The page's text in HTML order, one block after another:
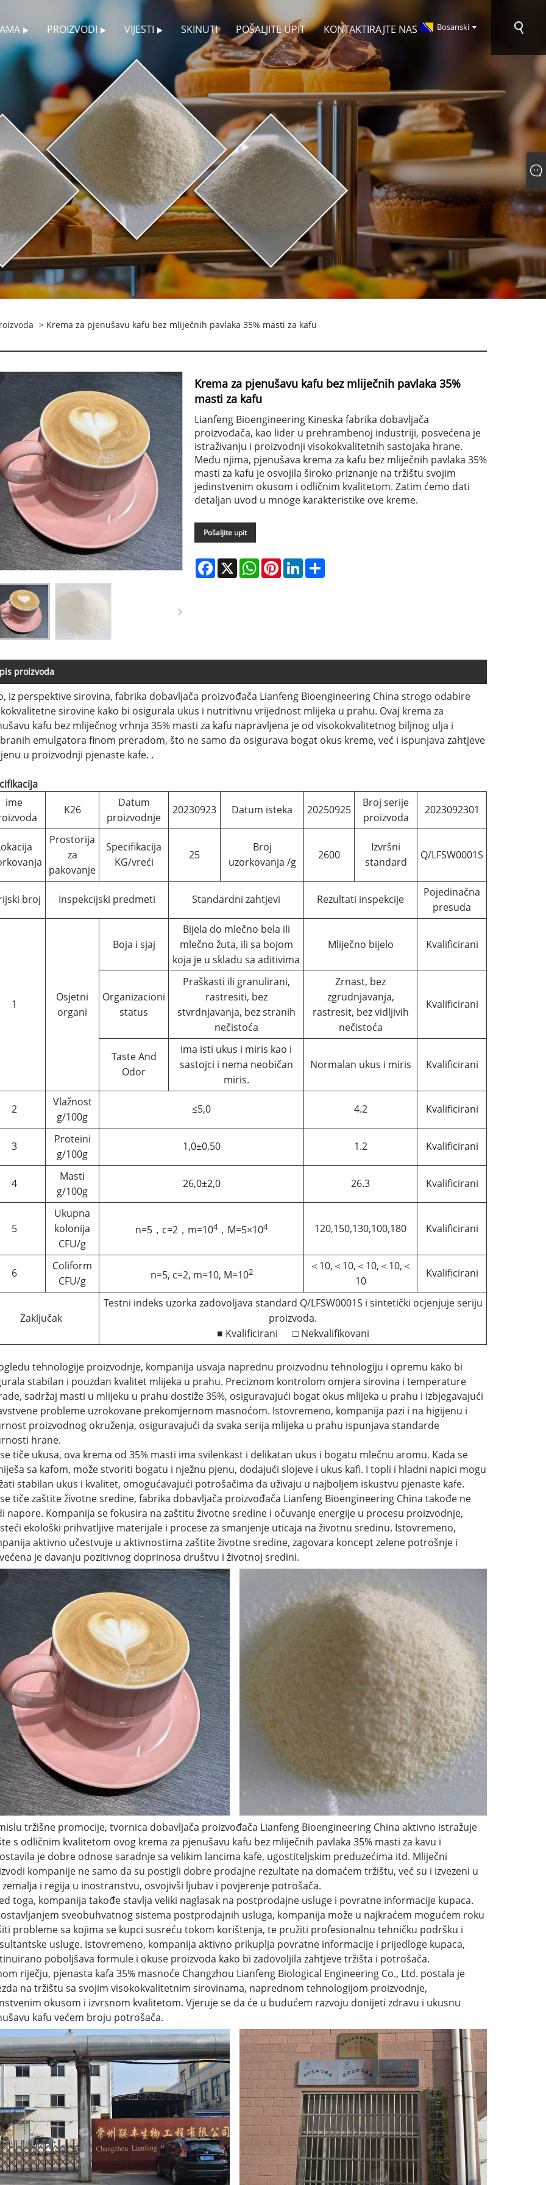
PROIZVODI VIJESTI SKINUTI POŠALJITE UPIT KONTAKTIRAJTE NAS Bosanski
> Krema za pjenušavu kafu bez mliječnih pavlaka 35% masti za kafu
Krema za pjenušavu kafu bez mliječnih pavlaka 35%
masti za kafu
Lianfeng Bioengineering Kineska fabrika dobavljača
proizvođača, kao lider u prehrambenoj industriji, posvećena je
istraživanju i proizvodnji visokokvalitetnih sastojaka hrane.
Među njima, pjenušava krema za kafu bez mliječnih pavlaka 35%
masti za kafu je osvojila široko priznanje na tržištu svojim
jedinstvenim okusom i odličnim kvalitetom. Zatim ćemo dati
detaljan uvod u mnoge karakteristike ove kreme.
Pošaljite upit
Facebook
X WhatsAppPinterestLinkedInShare
proizvoda
iz perspektive sirovina, fabrika dobavljača proizvođača Lianfeng Bioengineering China strogo odabire
sirovine kako bi osigurala ukus i nutritivnu vrijednost mlijeka u prahu. Ovaj krema za
kafu bez mliječnog vrhnja 35% masti za kafu napravljena je od visokokvalitetnog biljnog ulja i
emulgatora finom preradom, što ne samo da osigurava bogat okus kreme, već i ispunjava zahtjeve
u proizvodnji pjenaste kafe. .
ime
K26
Datum
proizvodnje
20230923 Datum isteka 20250925
Broj serije
proizvoda
2023092301
Prostorija
za
pakovanje
Specifikacija
KG/vreći
25
Broj
uzorkovanja /g
2600
Izvršni
standard
Q/LFSW0001S
broj Inspekcijski predmeti Standardni zahtjevi Rezultati inspekcije
Pojedinačna
presuda
1
Osjetni
organi
Boja i sjaj
Bijela do mlečno bela ili
mlečno žuta, ili sa bojom
koja je u skladu sa aditivima
Mliječno bijelo Kvalificirani
Organizacioni
status
Praškasti ili granulirani,
rastresiti, bez
stvrdnjavanja, bez stranih
nečistoća
Zrnast, bez
zgrudnjavanja,
rastresit, bez vidljivih
nečistoća
Kvalificirani
Taste And
Odor
Ima isti ukus i miris kao i
sastojci i nema neobičan
miris.
Normalan ukus i miris Kvalificirani
2
Vlažnost
g/100g
≤5,0 4.2 Kvalificirani
3
Proteini
g/100g
1,0±0,50 1.2 Kvalificirani
4
Masti
g/100g
26,0±2,0 26.3 Kvalificirani
5
Ukupna
kolonija
CFU/g
n=5，c=2，m=104，M=5×104 120,150,130,100,180 Kvalificirani
6
Coliform
CFU/g
n=5, c=2, m=10, M=102
＜10,＜10,＜10,＜10,＜
10
Kvalificirani
Zaključak
Testni indeks uzorka zadovoljava standard Q/LFSW0001S i sintetički ocjenjuje seriju
proizvoda.
■ Kvalificirani □ Nekvalifikovani
tehnologije proizvodnje, kompanija usvaja naprednu proizvodnu tehnologiju i opremu kako bi
stabilan i pouzdan kvalitet mlijeka u prahu. Preciznom kontrolom omjera sirovina i temperature
sadržaj masti u mlijeku u prahu dostiže 35%, osiguravajući bogat okus mlijeka u prahu i izbjegavajući
probleme uzrokovane prekomjernom masnoćom. Istovremeno, kompanija pazi i na higijenu i
proizvodnog okruženja, osiguravajući da svaka serija mlijeka u prahu ispunjava standarde
hrane.
tiče ukusa, ova krema od 35% masti ima svilenkast i delikatan ukus i bogatu mlečnu aromu. Kada se
sa kafom, može stvoriti bogatu i nježnu pjenu, dodajući slojeve i ukus kafi. I topli i hladni napici mogu
stabilan ukus i kvalitet, omogućavajući potrošačima da uživaju u najboljem iskustvu pjenaste kafe.
tiče zaštite životne sredine, fabrika dobavljača proizvođača Lianfeng Bioengineering China takođe ne
napore. Kompanija se fokusira na zaštitu životne sredine i očuvanje energije u procesu proizvodnje,
ekološki prihvatljive materijale i procese za smanjenje uticaja na životnu sredinu. Istovremeno,
aktivno učestvuje u aktivnostima zaštite životne sredine, zagovara koncept zelene potrošnje i
je davanju pozitivnog doprinosa društvu i životnoj sredini.
tržišne promocije, tvornica dobavljača proizvođača Lianfeng Bioengineering China aktivno istražuje
s odličnim kvalitetom ovog krema za pjenušavu kafu bez mliječnih pavlaka 35% masti za kavu i
je dobre odnose saradnje sa velikim lancima kafe, ugostiteljskim preduzećima itd. Mliječni
kompanije ne samo da su postigli dobre prodajne rezultate na domaćem tržištu, već su i izvezeni u
zemalja i regija u inostranstvu, osvojivši ljubav i povjerenje potrošača.
toga, kompanija takođe stavlja veliki naglasak na postprodajne usluge i povratne informacije kupaca.
sveobuhvatnog sistema postprodajnih usluga, kompanija može u najkraćem mogućem roku
probleme sa kojima se kupci susreću tokom korištenja, te pružiti profesionalnu tehničku podršku i
usluge. Istovremeno, kompanija aktivno prikuplja povratne informacije i prijedloge kupaca,
poboljšava formule i okuse proizvoda kako bi zadovoljila zahtjeve tržišta i potrošača.
riječju, pjenasta kafa 35% masnoće Changzhou Lianfeng Biological Engineering Co., Ltd. postala je
na tržištu sa svojim visokokvalitetnim sirovinama, naprednom tehnologijom proizvodnje,
okusom i izvrsnom kvalitetom. Vjeruje se da će u budućem razvoju donijeti zdravu i ukusnu
kafu većem broju potrošača.